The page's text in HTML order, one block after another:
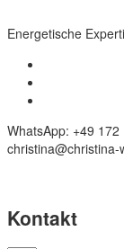
Energetische
WhatsApp: +49 172
christina@christina-
Kontakt